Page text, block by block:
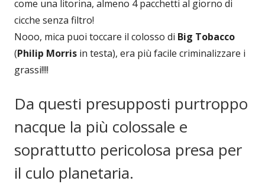
come una litorina, almeno 4 pacchetti al giorno di
cicche senza filtro!
Nooo, mica puoi toccare il colosso di Big Tobacco
(Philip Morris in testa), era più facile criminalizzare i
grassi!!!!
Da questi presupposti purtroppo
nacque la più colossale e
soprattutto pericolosa presa per
il culo planetaria.